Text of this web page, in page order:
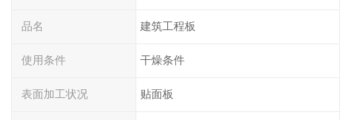
品名 建筑工程板
使用条件 干燥条件
表面加工状况 贴面板